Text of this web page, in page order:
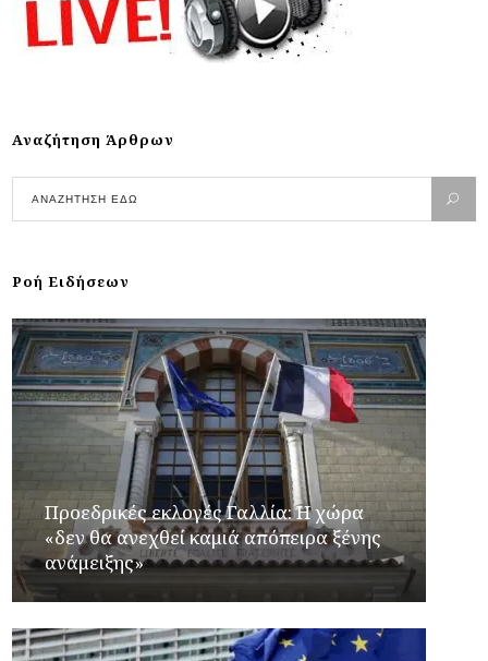
Αναζήτηση Άρθρων
Ροή Ειδήσεων
Προεδρικές εκλογές Γαλλία: Η χώρα
«δεν θα ανεχθεί καμιά απόπειρα ξένης
ανάμειξης»